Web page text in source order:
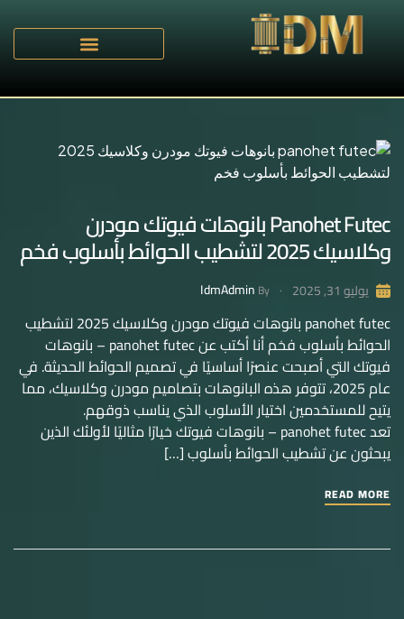
Panohet Futec بانوهات فيوتك مودرن
وكلاسيك 2025 لتشطيب الحوائط بأسلوب فخم
يوليو 31, 2025 By
IdmAdmin
panohet futec بانوهات فيوتك مودرن وكلاسيك 2025 لتشطيب
الحوائط بأسلوب فخم أنا أكتب عن panohet futec – بانوهات
فيوتك التي أصبحت عنصرًا أساسيًا في تصميم الحوائط الحديثة. في
عام 2025، تتوفر هذه البانوهات بتصاميم مودرن وكلاسيك، مما
يتيح للمستخدمين اختيار الأسلوب الذي يناسب ذوقهم.
تعد panohet futec – بانوهات فيوتك خيارًا مثاليًا لأولئك الذين
يبحثون عن تشطيب الحوائط بأسلوب […]
READ MORE